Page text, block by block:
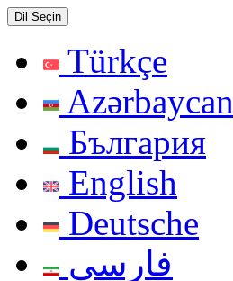
Dil Seçin
Türkçe
Azərbaycan
България
English
Deutsche
فارسی